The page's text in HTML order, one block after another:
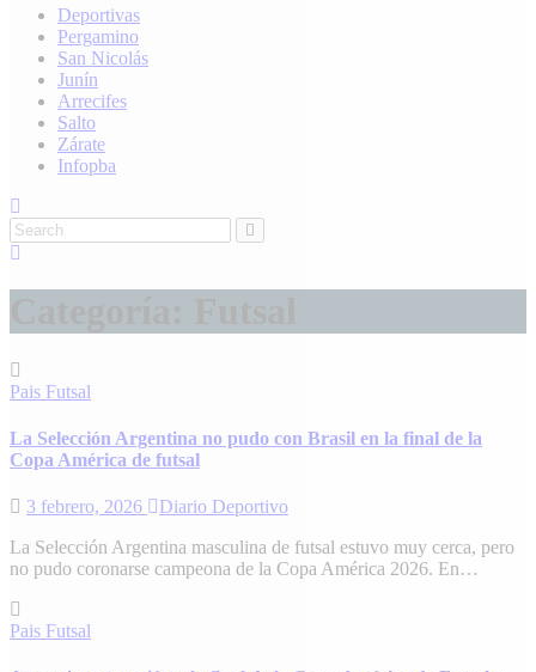
Deportivas
Pergamino
San Nicolás
Junín
Arrecifes
Salto
Zárate
Infopba
Pais Futsal
La Selección Argentina no pudo con Brasil en la final de la
Copa América de futsal
3 febrero, 2026
Diario Deportivo
La Selección Argentina masculina de futsal estuvo muy cerca, pero
no pudo coronarse campeona de la Copa América 2026. En…
Pais Futsal